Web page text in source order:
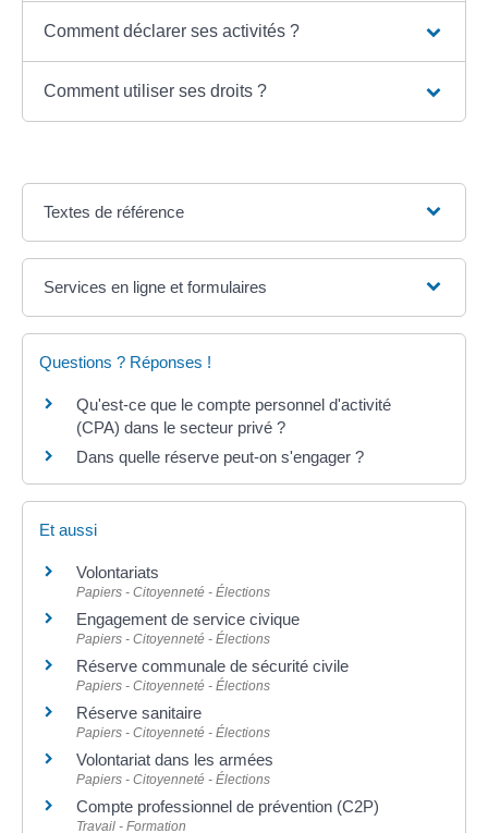
Comment déclarer ses activités ?
Comment utiliser ses droits ?
Textes de référence
Services en ligne et formulaires
Questions ? Réponses !
Qu'est-ce que le compte personnel d'activité
(CPA) dans le secteur privé ?
Dans quelle réserve peut-on s'engager ?
Et aussi
Volontariats
Papiers - Citoyenneté - Élections
Engagement de service civique
Papiers - Citoyenneté - Élections
Réserve communale de sécurité civile
Papiers - Citoyenneté - Élections
Réserve sanitaire
Papiers - Citoyenneté - Élections
Volontariat dans les armées
Papiers - Citoyenneté - Élections
Compte professionnel de prévention (C2P)
Travail - Formation